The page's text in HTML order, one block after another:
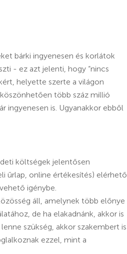
bárki ingyenesen és korlátok
- ez azt jelenti, hogy “nincs
helyette szerte a világon
több száz millió
ingyenesen is. Ugyanakkor ebből
költségek jelentősen
űrlap, online értékesítés) elérhető
igénybe.
áll, amelynek több előnye
de ha elakadnánk, akkor is
szükség, akkor szakembert is
ezzel, mint a